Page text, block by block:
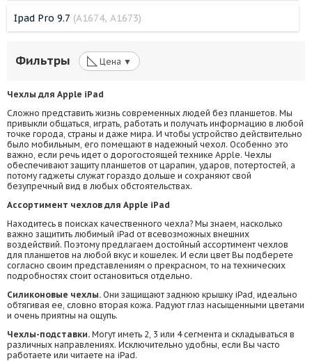
Ipad Pro 9.7 (A1674, A1673)
Фильтры ◺ Цена ▼
Чехлы для Apple iPad
Сложно представить жизнь современных людей без планшетов. Мы
привыкли общаться, играть, работать и получать информацию в любой
точке города, страны и даже мира. И чтобы устройство действительно
было мобильным, его помещают в надежный чехол. Особенно это
важно, если речь идет о дорогостоящей технике Apple. Чехлы
обеспечивают защиту планшетов от царапин, ударов, потертостей, а
потому гаджеты служат гораздо дольше и сохраняют свой
безупречный вид в любых обстоятельствах.
Ассортимент чехлов для Apple iPad
Находитесь в поисках качественного чехла? Мы знаем, насколько
важно защитить любимый iPad от всевозможных внешних
воздействий. Поэтому предлагаем достойный ассортимент чехлов
для планшетов на любой вкус и кошелек. И если цвет Вы подберете
согласно своим представлениям о прекрасном, то на технических
подробностях стоит остановиться отдельно.
Силиконовые чехлы. Они защищают заднюю крышку iPad, идеально
обтягивая ее, словно вторая кожа. Радуют глаз насыщенными цветами
и очень приятны на ощупь.
Чехлы-подставки. Могут иметь 2, 3 или 4 сегмента и складываться в
различных направлениях. Исключительно удобны, если Вы часто
работаете или читаете на iPad.